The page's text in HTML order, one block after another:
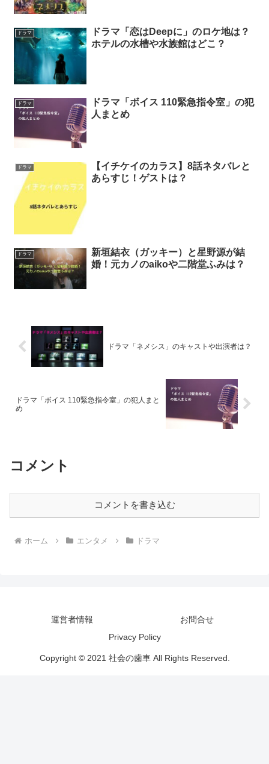
ドラマ
ドラマ「恋はDeepに」のロケ地は？
ホテルの水槽や水族館はどこ？
ドラマ
ドラマ「ボイス 110緊急指令室」の犯
人まとめ
ドラマ
【イチケイのカラス】8話ネタバレと
あらすじ！ゲストは？
ドラマ
新垣結衣（ガッキー）と星野源が結
婚！元カノのaikoや二階堂ふみは？
ドラマ「ネメシス」のキャストや出演者は？
ドラマ「ボイス 110緊急指令室」の犯人まと
め
コメント
コメントを書き込む
ホーム エンタメ ドラマ
運営者情報
お問合せ
Privacy Policy
Copyright © 2021 社会の歯車 All Rights Reserved.